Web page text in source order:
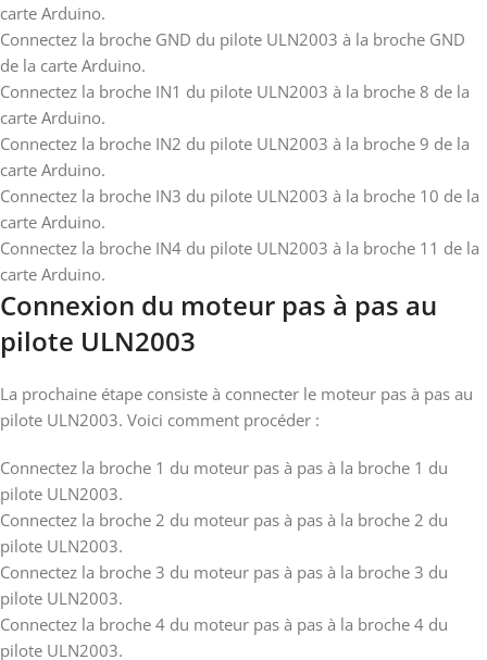
carte Arduino.
Connectez la broche GND du pilote ULN2003 à la broche GND
de la carte Arduino.
Connectez la broche IN1 du pilote ULN2003 à la broche 8 de la
carte Arduino.
Connectez la broche IN2 du pilote ULN2003 à la broche 9 de la
carte Arduino.
Connectez la broche IN3 du pilote ULN2003 à la broche 10 de la
carte Arduino.
Connectez la broche IN4 du pilote ULN2003 à la broche 11 de la
carte Arduino.
Connexion du moteur pas à pas au
pilote ULN2003
La prochaine étape consiste à connecter le moteur pas à pas au
pilote ULN2003. Voici comment procéder :
Connectez la broche 1 du moteur pas à pas à la broche 1 du
pilote ULN2003.
Connectez la broche 2 du moteur pas à pas à la broche 2 du
pilote ULN2003.
Connectez la broche 3 du moteur pas à pas à la broche 3 du
pilote ULN2003.
Connectez la broche 4 du moteur pas à pas à la broche 4 du
pilote ULN2003.